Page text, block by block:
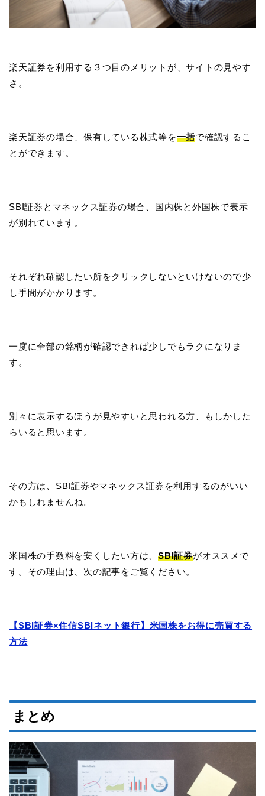
楽天証券を利用する３つ目のメリットが、サイトの見やす
さ。
楽天証券の場合、保有している株式等を一括で確認するこ
とができます。
SBI証券とマネックス証券の場合、国内株と外国株で表示
が別れています。
それぞれ確認したい所をクリックしないといけないので少
し手間がかかります。
一度に全部の銘柄が確認できれば少しでもラクになりま
す。
別々に表示するほうが見やすいと思われる方、もしかした
らいると思います。
その方は、SBI証券やマネックス証券を利用するのがいい
かもしれませんね。
米国株の手数料を安くしたい方は、SBI証券がオススメで
す。その理由は、次の記事をご覧ください。
【SBI証券×住信SBIネット銀行】米国株をお得に売買する
方法
まとめ